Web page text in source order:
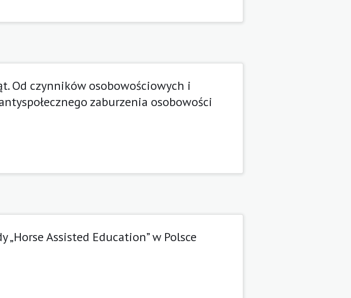
Od czynników osobowościowych i
zaburzenia osobowości
Assisted Education” w Polsce